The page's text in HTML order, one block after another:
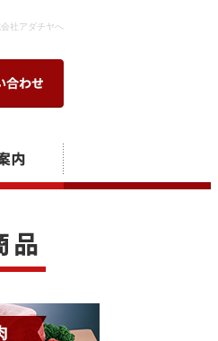
社アダチヤへ